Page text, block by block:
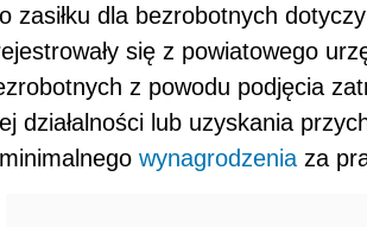
zasiłku dla bezrobotnych
się z powiatowego
z powodu podjęcia
działalności lub uzyskania
wynagrodzenia za